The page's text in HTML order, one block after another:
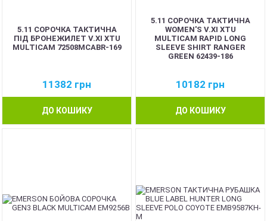
5.11 СОРОЧКА ТАКТИЧНА
ПІД БРОНЕЖИЛЕТ V.XI XTU
MULTICAM 72508MCABR-169
11382 грн
ДО КОШИКУ
5.11 СОРОЧКА ТАКТИЧНА
WOMEN'S V.XI XTU
MULTICAM RAPID LONG
SLEEVE SHIRT RANGER
GREEN 62439-186
10182 грн
ДО КОШИКУ